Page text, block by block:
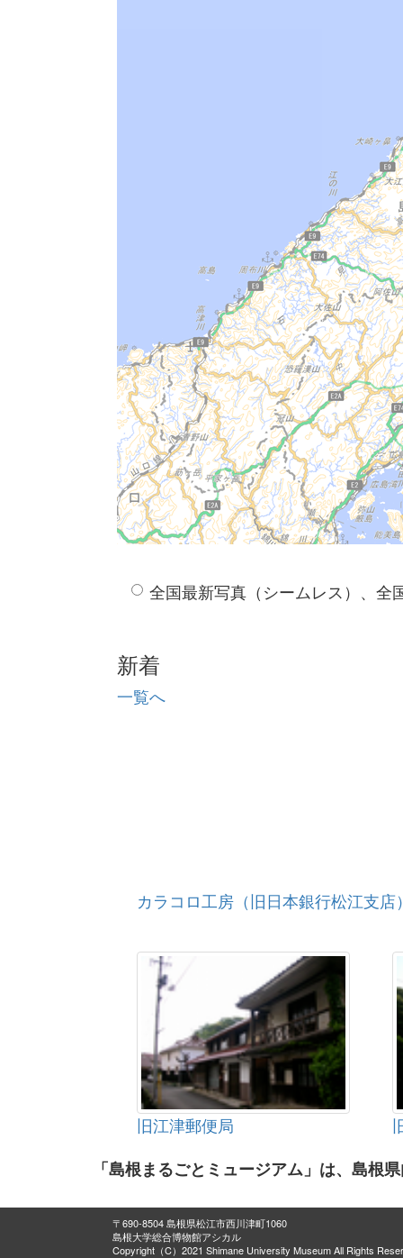
全国最新写真（シームレス）、全
新着
一覧へ
カラコロ工房（旧日本銀行松江支店
旧江津郵便局
「島根まるごとミュージアム」は、島根
〒690-8504 島根県松江市西川津町1060
島根大学総合博物館アシカル
Copyright（C）2021 Shimane University Museum All Rights